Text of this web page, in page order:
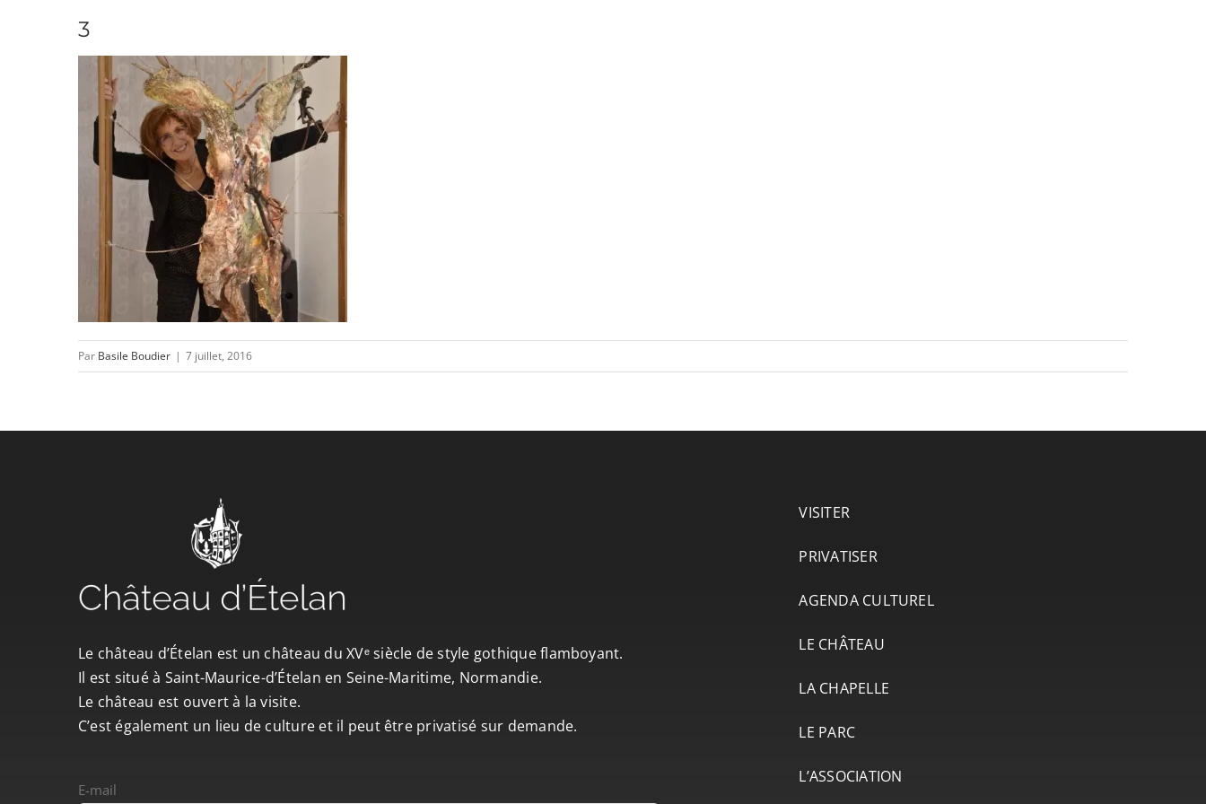
3
Par Basile Boudier | 7 juillet, 2016
Le château d’Ételan est un château du XVᵉ siècle de style gothique flamboyant.
Il est situé à Saint-Maurice-d’Ételan en Seine-Maritime, Normandie.
Le château est ouvert à la visite.
C’est également un lieu de culture et il peut être privatisé sur demande.
E-mail
VISITER
PRIVATISER
AGENDA CULTUREL
LE CHÂTEAU
LA CHAPELLE
LE PARC
L’ASSOCIATION